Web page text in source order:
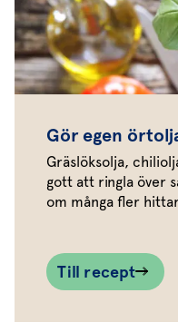
Gör egen
Gräslöksolja,
gott att ringla över
om många fler
Till recept